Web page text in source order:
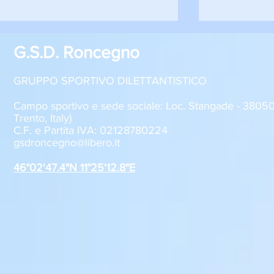
Sabato 8 agosto, il GSD
Roncegno alla Festa della
G.S.D. Roncegno
GRUPPO SPORTIVO DILETTANTISTICO
Campo sportivo e sede sociale: Loc. Stangade -
Trento, Italy)
C.F. e Partita IVA: 02128780224
gsdroncegno@libero.it
46°02'47.4"N 11°25'12.8"E